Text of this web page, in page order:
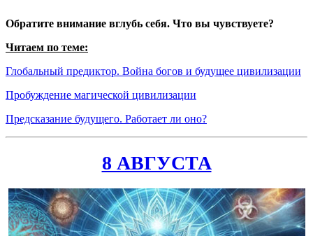
Обратите внимание вглубь себя. Что вы чувствуете?
Читаем по теме:
Глобальный предиктор. Война богов и будущее цивилизации
Пробуждение магической цивилизации
Предсказание будущего. Работает ли оно?
8 АВГУСТА